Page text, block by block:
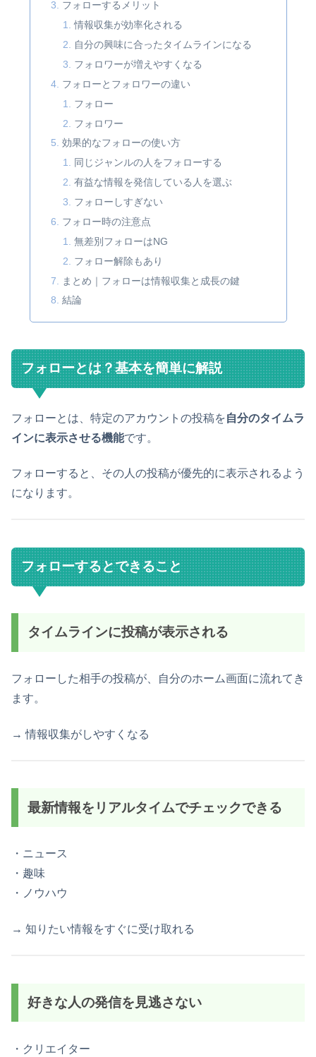
フォローするメリット
情報収集が効率化される
自分の興味に合ったタイムラインになる
フォロワーが増えやすくなる
フォローとフォロワーの違い
フォロー
フォロワー
効果的なフォローの使い方
同じジャンルの人をフォローする
有益な情報を発信している人を選ぶ
フォローしすぎない
フォロー時の注意点
無差別フォローはNG
フォロー解除もあり
まとめ｜フォローは情報収集と成長の鍵
結論
フォローとは？基本を簡単に解説
フォローとは、特定のアカウントの投稿を自分のタイムラ
インに表示させる機能です。
フォローすると、その人の投稿が優先的に表示されるよう
になります。
フォローするとできること
タイムラインに投稿が表示される
フォローした相手の投稿が、自分のホーム画面に流れてき
ます。
→ 情報収集がしやすくなる
最新情報をリアルタイムでチェックできる
・ニュース
・趣味
・ノウハウ
→ 知りたい情報をすぐに受け取れる
好きな人の発信を見逃さない
・クリエイター